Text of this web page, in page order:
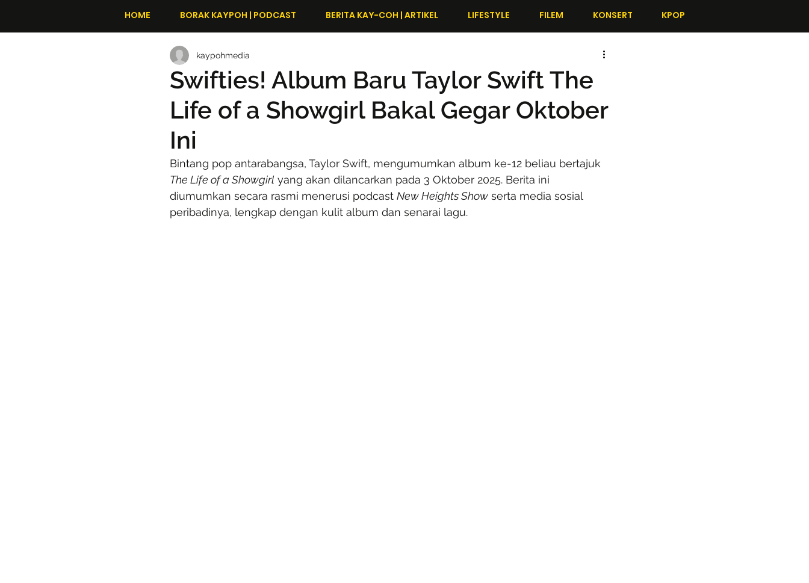
HOME BORAK KAYPOH | PODCAST BERITA KAY-COH | ARTIKEL LIFESTYLE FILEM KONSERT KPOP
Swifties! Album Baru Taylor Swift The
Life of a Showgirl Bakal Gegar Oktober
Ini
kaypohmedia
Bintang pop antarabangsa, Taylor Swift, mengumumkan album ke-12 beliau bertajuk
The Life of a Showgirl yang akan dilancarkan pada 3 Oktober 2025. Berita ini
diumumkan secara rasmi menerusi podcast New Heights Show serta media sosial
peribadinya, lengkap dengan kulit album dan senarai lagu.